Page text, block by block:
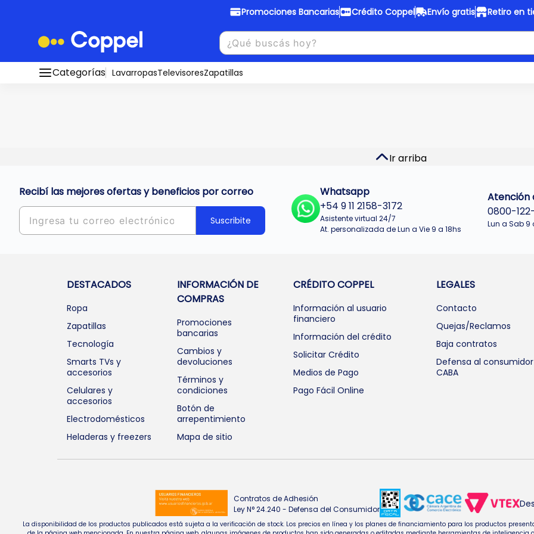
Promociones Bancarias Crédito Coppel Envío gratis Retiro en
Promociones Bancarias
Conocé todos nuestros medios de pago
Crédito Coppel
Hasta
Envío gratis
Categorías LavarropasTelevisoresZapatillas
Ir arriba
Recibí las mejores ofertas y beneficios por correo
Suscribite
Whatsapp
+54 9 11 2158-3172
Asistente virtual 24/7
At. personalizada de Lun a Vie 9 a 18hs
Atención
0800-
Lun a Sab 9
DESTACADOS
Ropa
Zapatillas
Tecnología
Smarts TVs y
accesorios
Celulares y
accesorios
Electrodomésticos
Heladeras y freezers
INFORMACIÓN DE
COMPRAS
Promociones
bancarias
Cambios y
devoluciones
Términos y
condiciones
Botón de
arrepentimiento
Mapa de sitio
CRÉDITO COPPEL
Información al usuario
financiero
Información del crédito
Solicitar Crédito
Medios de Pago
Pago Fácil Online
LEGALES
Contacto
Quejas/Reclamos
Baja contratos
Defensa al consumidor
CABA
Contratos de Adhesión
Ley N° 24.240 - Defensa del Consumidor
La disponibilidad de los productos publicados está sujeta a la verificación de stock. Los precios en línea y los planes de financiamiento para los productos